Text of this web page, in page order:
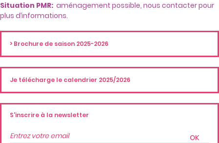
Situation PMR: aménagement possible, nous contacter pour
plus d’informations.
> Brochure de saison 2025-2026
Je télécharge le calendrier 2025/2026
S'inscrire à la newsletter
OK